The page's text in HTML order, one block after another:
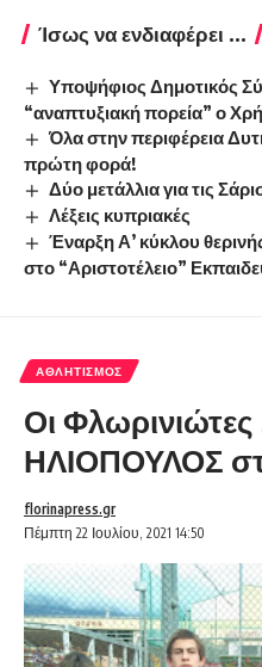
Ίσως να ενδιαφέρει ...
Υποψήφιος Δημοτικός
“αναπτυξιακή πορεία” ο
Όλα στην περιφέρεια
πρώτη φορά!
Δύο μετάλλια για τις
Λέξεις κυπριακές
Έναρξη Α’ κύκλου
στο “Αριστοτέλειο”
ΑΘΛΗΤΙΣΜΌΣ
Οι
ΗΛΙΟΠΟΥΛΟΣ
Πέμπτη 22 Ιουλίου, 2021 14:50
florinapress.gr